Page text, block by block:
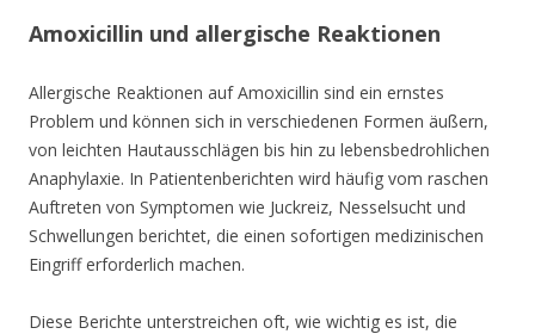
Amoxicillin und allergische Reaktionen
Allergische Reaktionen auf Amoxicillin sind ein ernstes
Problem und können sich in verschiedenen Formen äußern,
von leichten Hautausschlägen bis hin zu lebensbedrohlichen
Anaphylaxie. In Patientenberichten wird häufig vom raschen
Auftreten von Symptomen wie Juckreiz, Nesselsucht und
Schwellungen berichtet, die einen sofortigen medizinischen
Eingriff erforderlich machen.
Diese Berichte unterstreichen oft, wie wichtig es ist, die